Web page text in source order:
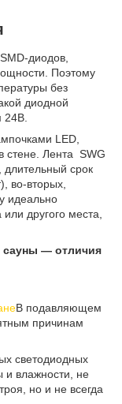
диодов,
Поэтому
без
диодной
24В.
LED,
стене. Лента SWG
длительный срок
во-вторых,
идеально
другого места,
сауны — отличия
В подавляющем
причинам
светодиодных
и влажности, не
но и не всегда